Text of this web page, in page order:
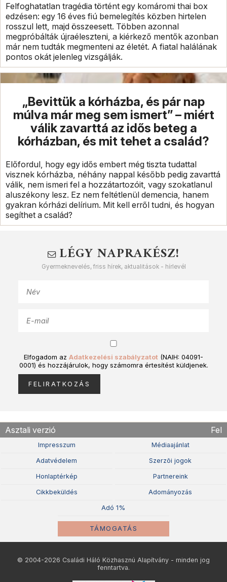
Felfoghatatlan tragédia történt egy komáromi thai box
edzésen: egy 16 éves fiú bemelegítés közben hirtelen
rosszul lett, majd összeesett. Többen azonnal
megpróbálták újraéleszteni, a kiérkező mentők azonban
már nem tudták megmenteni az életét. A fiatal halálának
pontos okát jelenleg vizsgálják.
„Bevittük a kórházba, és pár nap
múlva már meg sem ismert” – miért
válik zavarttá az idős beteg a
kórházban, és mit tehet a család?
Előfordul, hogy egy idős embert még tiszta tudattal
visznek kórházba, néhány nappal később pedig zavarttá
válik, nem ismeri fel a hozzátartozóit, vagy szokatlanul
aluszékony lesz. Ez nem feltétlenül demencia, hanem
gyakran kórházi delírium. Mit kell erről tudni, és hogyan
segíthet a család?
LÉGY NAPRAKÉSZ!
Gyermeknevelés, friss hírek, aktualitások - hírlevél
Elfogadom az Adatkezelési szabályzatot (NAIH: 04091-
0001) és hozzájárulok, hogy számomra értesítést küldjenek.
Asztali verzió Fel
Impresszum Médiaajánlat
Adatvédelem Szerzõi jogok
Honlaptérkép Partnereink
Cikkbeküldés Adományozás
Adó 1%
TÁMOGATÁS
© 2004-2026 Családi Háló Közhasznú Alapítvány - minden jog
fenntartva.